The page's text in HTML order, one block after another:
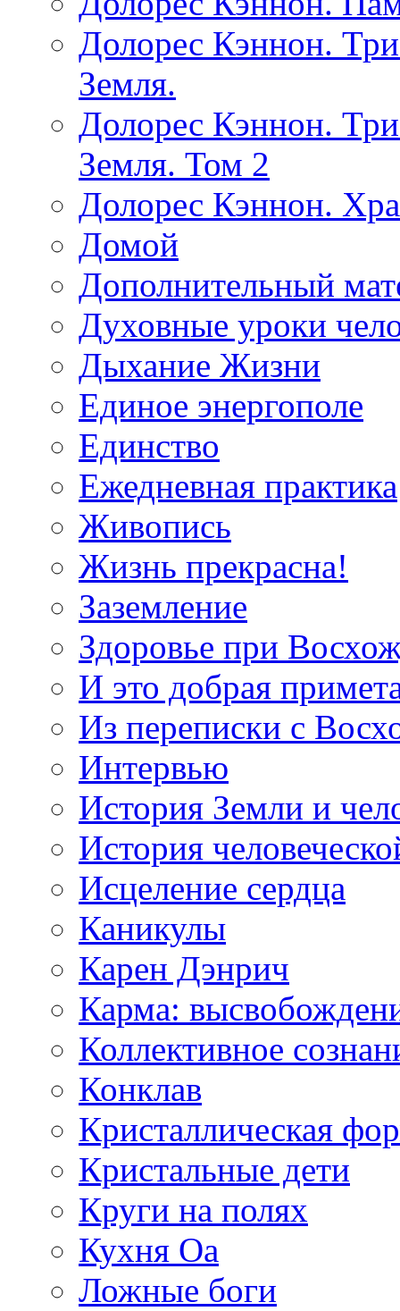
Долорес Кэннон.
Земля.
Долорес Кэннон.
Земля. Том 2
Долорес Кэннон.
Домой
Дополнительный
Духовные уроки
Дыхание Жизни
Единое энергополе
Единство
Ежедневная практика
Живопись
Жизнь прекрасна!
Заземление
Здоровье при
И это добрая
Из переписки с
Интервью
История Земли и
История
Исцеление сердца
Каникулы
Карен Дэнрич
Карма:
Коллективное
Конклав
Кристаллическая
Кристальные дети
Круги на полях
Кухня Оа
Ложные боги